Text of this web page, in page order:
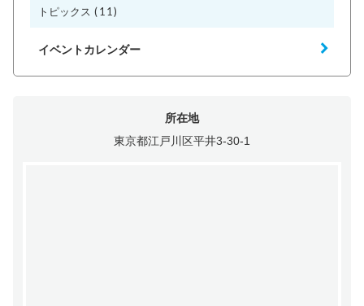
トピックス (11)
イベントカレンダー
所在地
東京都江戸川区平井3-30-1